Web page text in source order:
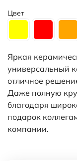
Цвет
Яркая
универсальный
отличное
Даже полную
благодаря
подарок
компании.